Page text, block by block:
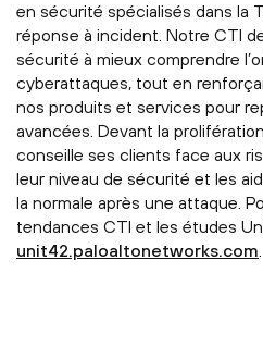
en sécurité spécialisés dans la
réponse à incident. Notre CTI
sécurité à mieux comprendre
cyberattaques, tout en
nos produits et services pour
avancées. Devant la
conseille ses clients face aux
leur niveau de sécurité et les
la normale après une attaque.
tendances CTI et les études
unit42.paloaltonetworks.com